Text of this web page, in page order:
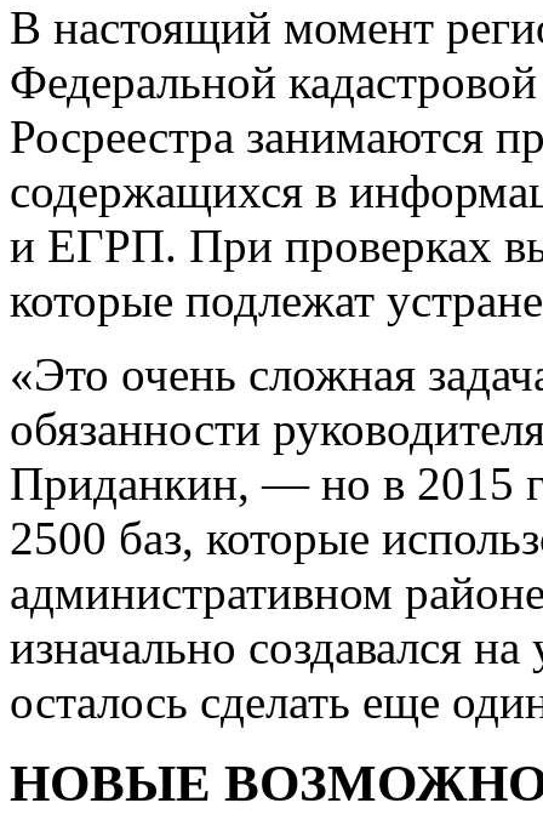
В настоящий момент
Федеральной
Росреестра занимаются
содержащихся в
и ЕГРП. При проверках
которые подлежат
«Это очень сложная
обязанности
Приданкин, — но в 2015
2500 баз, которые
административном
изначально создавался
осталось сделать еще
НОВЫЕ